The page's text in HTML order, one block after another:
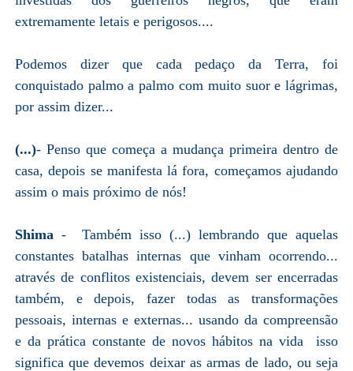
extremamente letais e perigosos....
Podemos dizer que cada pedaço da Terra, foi
conquistado palmo a palmo com muito suor e lágrimas,
por assim dizer...
(...)- Penso que começa a mudança primeira dentro de
casa, depois se manifesta lá fora, começamos ajudando
assim o mais próximo de nós!
Shima - Também isso (...) lembrando que aquelas
constantes batalhas internas que vinham ocorrendo...
através de conflitos existenciais, devem ser encerradas
também, e depois, fazer todas as transformações
pessoais, internas e externas... usando da compreensão
e da prática constante de novos hábitos na vida isso
significa que devemos deixar as armas de lado, ou seja